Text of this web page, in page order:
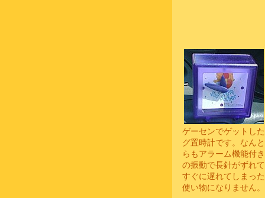
ゲーセンでゲットし
グ置時計です。なん
らもアラーム機能付
の振動で長針がずれ
すぐに遅れてしまっ
使い物になりません。